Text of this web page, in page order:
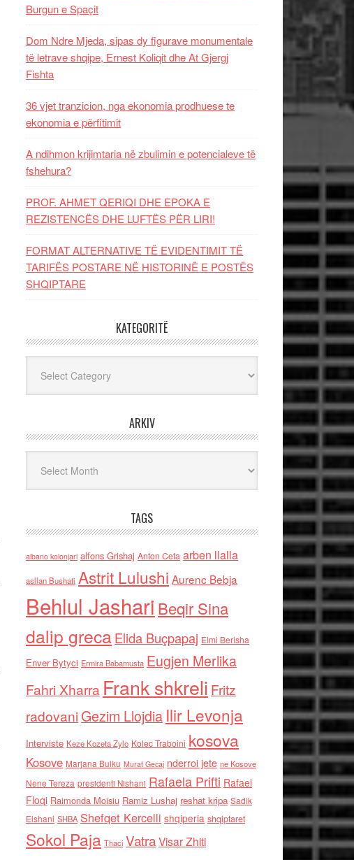
Burgun e Spaçit
Dom Ndre Mjeda, sipas dy figurave monumentale
të letrave shqipe, Ernest Koliqit dhe At Gjergj
Fishta
36 vjet tranzicion, nga ekonomia prodhuese te
ekonomia e përfitimit
A ndihmon krijimtaria në zbulimin e potencialeve të
fshehura?
PROF. AHMET QERIQI DHE EPOKA E
REZISTENCЁS DHE LUFTЁS PЁR LIRI!
FORMAT ALTERNATIVE TË EVIDENTIMIT TË
TARIFËS POSTARE NË HISTORINË E POSTËS
SHQIPTARE
KATEGORITË
ARKIV
TAGS
albano kolonjari alfons Grishaj Anton Cefa arben llalla
asllan Bushati Astrit Lulushi Aurenc Bebja
Behlul Jashari Beqir Sina
dalip grecaElida Buçpapaj Elmi Berisha
Enver Bytyci Ermira Babamusta Eugjen Merlika
Fahri Xharra Frank shkreli Fritz
radovaniGezim Llojdia Ilir Levonja
Interviste Keze Kozeta Zylo Kolec Traboini kosova
Kosove Marjana Bulku Murat Gecaj nderroi jete ne Kosove
Nene Tereza presidenti Nishani Rafaela Prifti Rafael
Floqi Raimonda Moisiu Ramiz Lushaj reshat kripa Sadik
Elshani SHBA Shefqet Kercelli shqiperia shqiptaret
Sokol Paja Thaci VatraVisar Zhiti